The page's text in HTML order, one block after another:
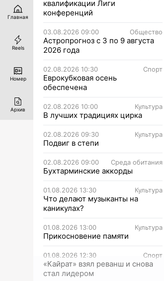
квалификации Лиги
конференций
03.08.2026 09:00 Общество
Астропрогноз с 3 по 9 августа
2026 года
02.08.2026 10:30 Спорт
Еврокубковая осень
обеспечена
02.08.2026 10:00 Культура
В лучших традициях цирка
02.08.2026 09:30 Культура
Подвиг в степи
02.08.2026 09:00 Среда обитания
Бухтарминские аккорды
01.08.2026 13:30 Культура
Что делают музыканты на
каникулах?
01.08.2026 13:00 Культура
Прикосновение памяти
01.08.2026 12:30 Спорт
«Кайрат» взял реванш и снова
стал лидером
Главная
Reels
Номер
Архив